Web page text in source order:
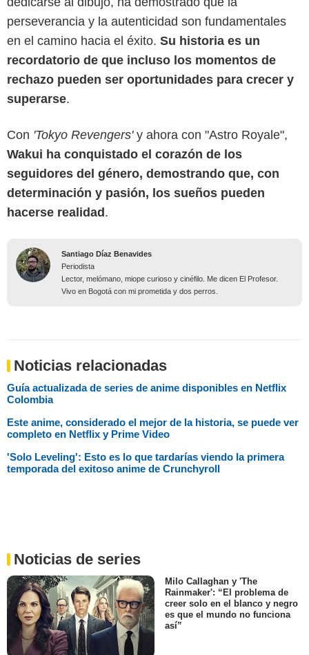
perseverancia y la autenticidad son fundamentales
en el camino hacia el éxito. Su historia es un
recordatorio de que incluso los momentos de
rechazo pueden ser oportunidades para crecer y
superarse.
Con 'Tokyo Revengers' y ahora con "Astro Royale",
Wakui ha conquistado el corazón de los
seguidores del género, demostrando que, con
determinación y pasión, los sueños pueden
hacerse realidad.
Santiago Díaz Benavides
Periodista
Lector, melómano, miope curioso y cinéfilo. Me dicen El Profesor.
Vivo en Bogotá con mi prometida y dos perros.
Noticias relacionadas
Guía actualizada de series de anime disponibles en Netflix
Colombia
Este anime, considerado el mejor de la historia, se puede ver
completo en Netflix y Prime Video
'Solo Leveling': Esto es lo que tardarías viendo la primera
temporada del exitoso anime de Crunchyroll
Noticias de series
Milo Callaghan y 'The
Rainmaker': “El problema de
creer solo en el blanco y negro
es que el mundo no funciona
así”